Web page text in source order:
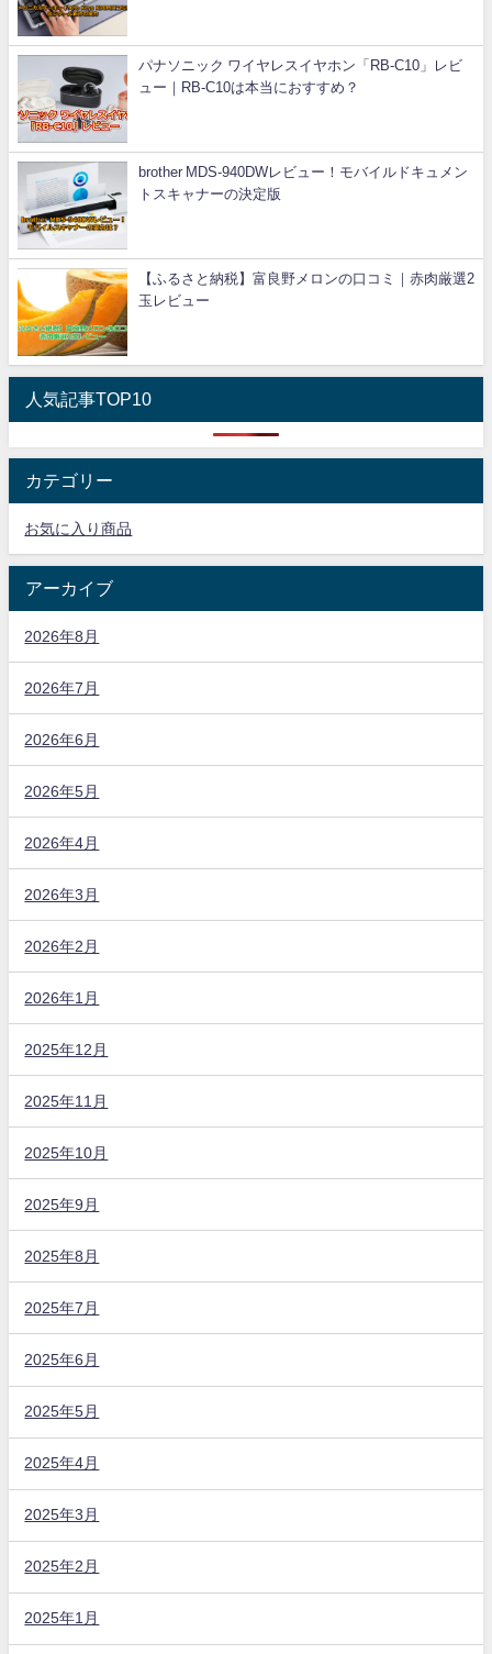
パナソニック ワイヤレスイヤホン「RB-C10」レビ
ュー｜RB-C10は本当におすすめ？
brother MDS-940DWレビュー！モバイルドキュメン
トスキャナーの決定版
【ふるさと納税】富良野メロンの口コミ｜赤肉厳選2
玉レビュー
人気記事TOP10
カテゴリー
お気に入り商品
アーカイブ
2026年8月
2026年7月
2026年6月
2026年5月
2026年4月
2026年3月
2026年2月
2026年1月
2025年12月
2025年11月
2025年10月
2025年9月
2025年8月
2025年7月
2025年6月
2025年5月
2025年4月
2025年3月
2025年2月
2025年1月